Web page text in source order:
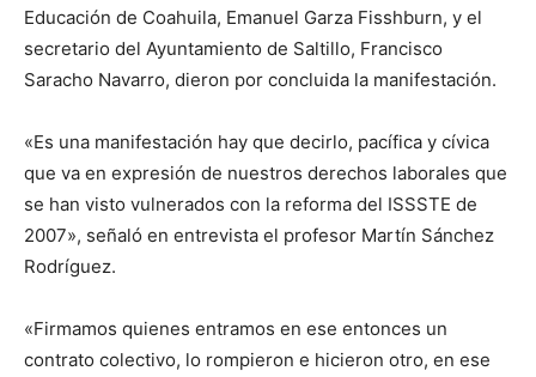
Educación de Coahuila, Emanuel Garza Fisshburn, y el
secretario del Ayuntamiento de Saltillo, Francisco
Saracho Navarro, dieron por concluida la manifestación.
«Es una manifestación hay que decirlo, pacífica y cívica
que va en expresión de nuestros derechos laborales que
se han visto vulnerados con la reforma del ISSSTE de
2007», señaló en entrevista el profesor Martín Sánchez
Rodríguez.
«Firmamos quienes entramos en ese entonces un
contrato colectivo, lo rompieron e hicieron otro, en ese